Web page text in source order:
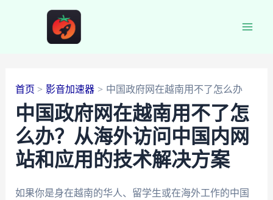
首页 影音加速器 中国政府网在越南用不了怎么办
中国政府网在越南用不了怎
么办？从海外访问中国内网
站和应用的技术解决方案
如果你是身在越南的华人、留学生或在海外工作的中国